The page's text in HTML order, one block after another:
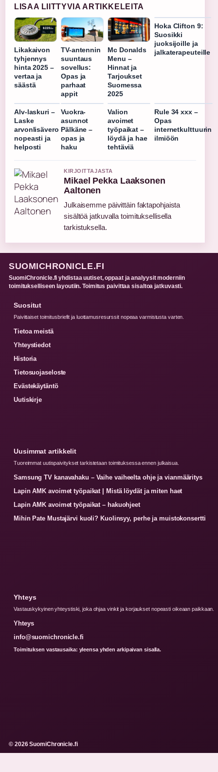
LISAA LIITTYVIA ARTIKKELEITA
Likakaivon
tyhjennys
hinta 2025 –
vertaa ja
säästä
TV-antennin
suuntaus
sovellus:
Opas ja
parhaat
appit
Mc Donalds
Menu –
Hinnat ja
Tarjoukset
Suomessa
2025
Hoka Clifton 9:
Suosikki
juoksijoille ja
jalkaterapeuteille
Alv-laskuri –
Laske
arvonlisävero
nopeasti ja
helposti
Vuokra-
asunnot
Pälkäne –
opas ja
haku
Valion
avoimet
työpaikat –
löydä ja hae
tehtäviä
Rule 34 xxx –
Opas
internetkulttuurin
ilmiöön
KIRJOITTAJASTA
Mikael Pekka Laaksonen
Aaltonen
Julkaisemme päivittäin faktapohjaista
sisältöä jatkuvalla toimituksellisella
tarkistuksella.
SUOMICHRONICLE.FI
SuomiChronicle.fi yhdistaa uutiset, oppaat ja analyysit moderniin
toimitukselliseen layoutiin. Toimitus paivittaa sisaltoa jatkuvasti.
Suositut
Paivittaiset toimitusbriefit ja luottamusresurssit nopeaa varmistusta varten.
Tietoa meistä
Yhteystiedot
Historia
Tietosuojaseloste
Evästekäytäntö
Uutiskirje
Uusimmat artikkelit
Tuoreimmat uutispaivitykset tarkistetaan toimituksessa ennen julkaisua.
Samsung TV kanavahaku – Vaihe vaiheelta ohje ja vianmääritys
Lapin AMK avoimet työpaikat | Mistä löydät ja miten haet
Lapin AMK avoimet työpaikat – hakuohjeet
Mihin Pate Mustajärvi kuoli? Kuolinsyy, perhe ja muistokonsertti
Yhteys
Vastauskykyinen yhteystiski, joka ohjaa vinkit ja korjaukset nopeasti oikeaan paikkaan.
Yhteys
info@suomichronicle.fi
Toimituksen vastausaika: yleensa yhden arkipaivan sisalla.
© 2026 SuomiChronicle.fi